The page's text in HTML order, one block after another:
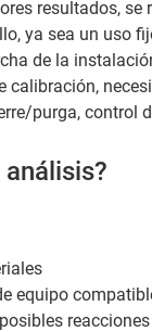
resultados,
ya sea un uso
de la
purga, control
equipo